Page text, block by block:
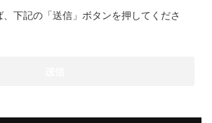
下記の「送信」ボタンを押してくださ